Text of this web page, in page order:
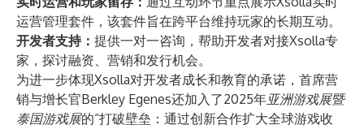
运营管理套件，该套件旨在跨平台维持玩家的长期互动。
开发者支持： 提供一对一咨询，帮助开发者对接Xsolla专
家，探讨融资、营销和发行机会。
为进一步体现Xsolla对开发者成长和教育的承诺，首席营
销与增长官Berkley Egenes还加入了2025年亚洲游戏展暨
泰国游戏展的“打破壁垒：通过创新合作扩大全球游戏收